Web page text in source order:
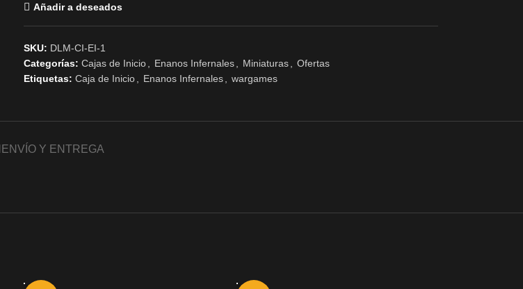
Añadir a deseados
SKU: DLM-CI-EI-1
Categorías: Cajas de Inicio Enanos Infernales Miniaturas
Ofertas
Etiquetas: Caja de Inicio Enanos Infernales wargames
ENVÍO Y ENTREGA